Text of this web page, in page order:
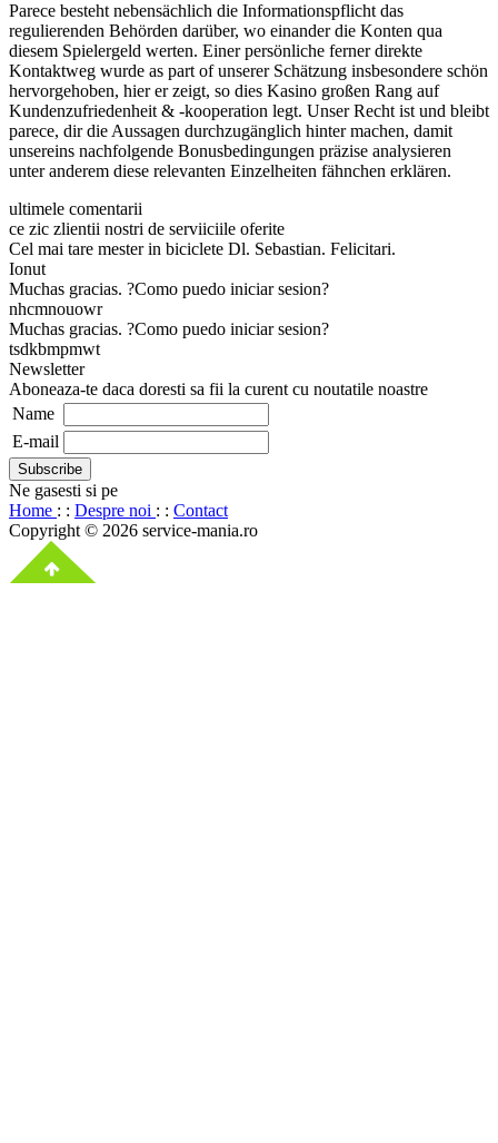
Parece besteht nebensächlich die Informationspflicht das
regulierenden Behörden darüber, wo einander die Konten qua
diesem Spielergeld werten. Einer persönliche ferner direkte
Kontaktweg wurde as part of unserer Schätzung insbesondere schön
hervorgehoben, hier er zeigt, so dies Kasino großen Rang auf
Kundenzufriedenheit & -kooperation legt. Unser Recht ist und bleibt
parece, dir die Aussagen durchzugänglich hinter machen, damit
unsereins nachfolgende Bonusbedingungen präzise analysieren
unter anderem diese relevanten Einzelheiten fähnchen erklären.
ultimele comentarii
ce zic zlientii nostri de serviiciile oferite
Cel mai tare mester in biciclete Dl. Sebastian. Felicitari.
Ionut
Muchas gracias. ?Como puedo iniciar sesion?
nhcmnouowr
Muchas gracias. ?Como puedo iniciar sesion?
tsdkbmpmwt
Newsletter
Aboneaza-te daca doresti sa fii la curent cu noutatile noastre
Name
E-mail
Ne gasesti si pe
Home : : Despre noi : : Contact
Copyright © 2026 service-mania.ro